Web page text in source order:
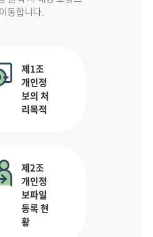
동합니다.
제1조
개인정
보의 처
리목적
제2조
개인정
보파일
등록 현
황